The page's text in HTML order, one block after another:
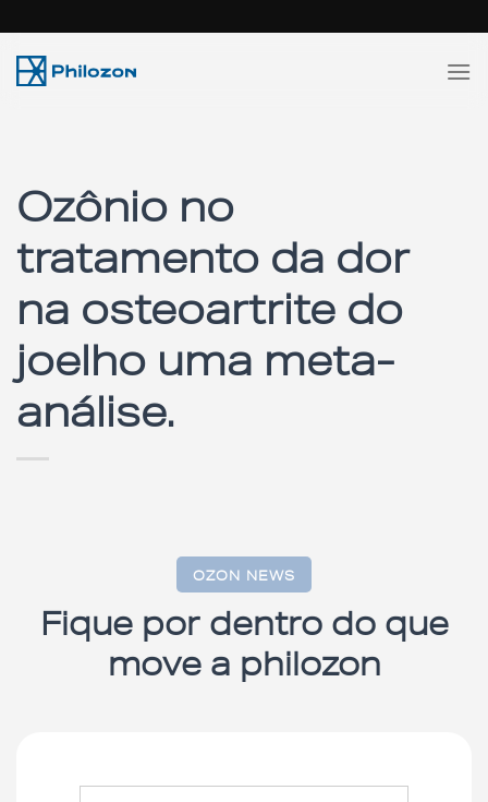
Ozônio no
tratamento da dor
na osteoartrite do
joelho uma meta-
análise.
OZON NEWS
Fique por dentro do que
move a philozon